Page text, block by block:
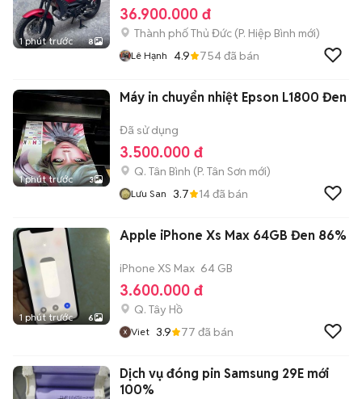
1 phút trước 8
36.900.000 đ
Thành phố Thủ Đức (P. Hiệp Bình mới)
Lê Hạnh 4.9 754đã bán
1 phút trước 3
Máy in chuyển nhiệt Epson L1800 Đen
Đã sử dụng
3.500.000 đ
Q. Tân Bình (P. Tân Sơn mới)
Lưu San 3.7 14đã bán
1 phút trước 6
Apple iPhone Xs Max 64GB Đen 86%
iPhone XS Max 64 GB
3.600.000 đ
Q. Tây Hồ
Viet 3.9 77 đã bán
Dịch vụ đóng pin Samsung 29E mới
100%